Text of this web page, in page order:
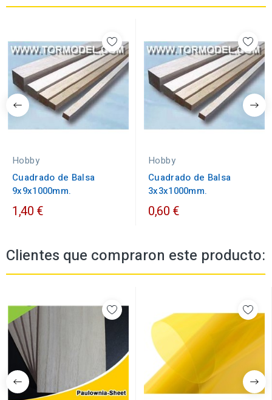
Hobby
Cuadrado de Balsa
9x9x1000mm.
1,40 €
Hobby
Cuadrado de Balsa
3x3x1000mm.
0,60 €
Clientes que compraron este producto: